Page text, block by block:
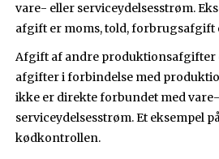
vare- eller serviceydelsesstrøm.
afgift er moms, told,
Afgift af andre
afgifter i forbindelse med
ikke er direkte forbundet med
serviceydelsesstrøm. Et eksempel
kødkontrollen.